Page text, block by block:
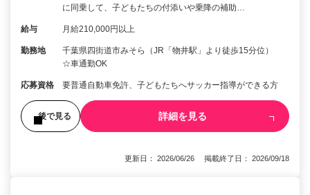
に同乗して、子どもたちの付添いや乗降の補助…
給与 月給210,000円以上
勤務地
千葉県四街道市みそら（JR「物井駅」より徒歩15分位）
☆車通勤OK
応募資格 要普通自動車免許、子どもたちへサッカー指導ができる方
後で見る 詳細を見る
更新日： 2026/06/26 掲載終了日： 2026/09/18